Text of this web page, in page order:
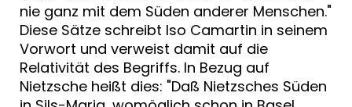
nie ganz mit dem Süden anderer Menschen."
Diese Sätze schreibt Iso Camartin in seinem
Vorwort und verweist damit auf die
Relativität des Begriffs. In Bezug auf
Nietzsche heißt dies: "Daß Nietzsches Süden